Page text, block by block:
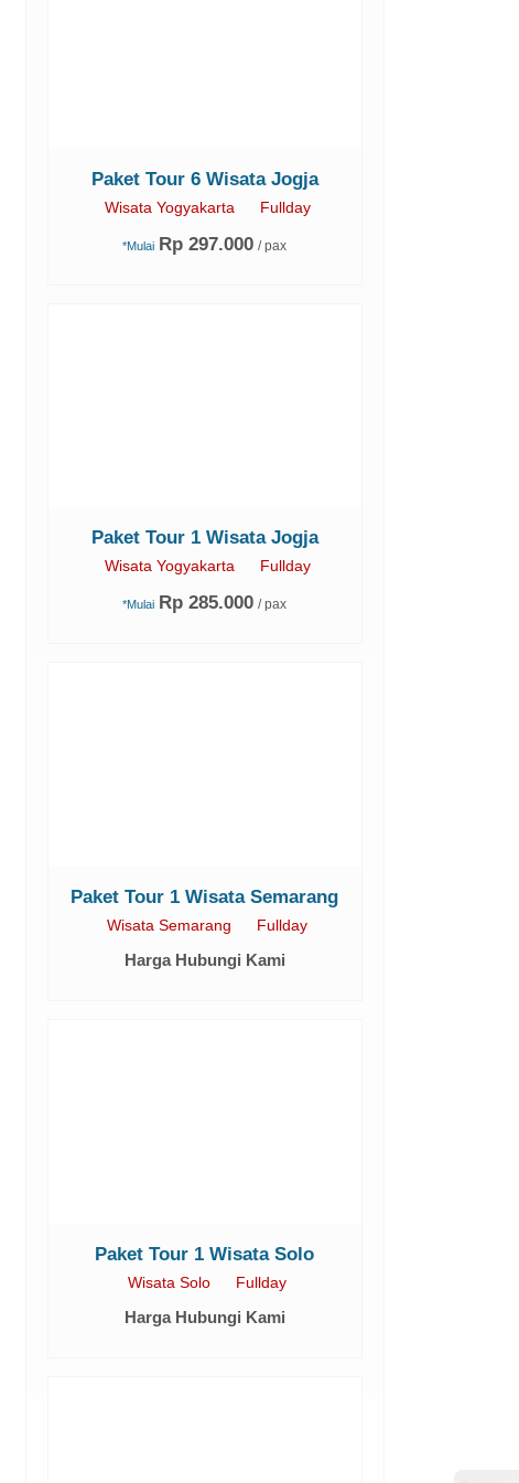
Paket Tour 6 Wisata Jogja
Wisata Yogyakarta Fullday
*Mulai Rp 297.000 / pax
Paket Tour 1 Wisata Jogja
Wisata Yogyakarta Fullday
*Mulai Rp 285.000 / pax
Paket Tour 1 Wisata Semarang
Wisata Semarang Fullday
Harga Hubungi Kami
Paket Tour 1 Wisata Solo
Wisata Solo Fullday
Harga Hubungi Kami